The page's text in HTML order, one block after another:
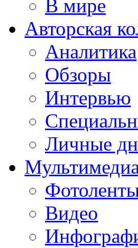
В мире
Авторская
Аналитика
Обзоры
Интервью
Личные
Видео